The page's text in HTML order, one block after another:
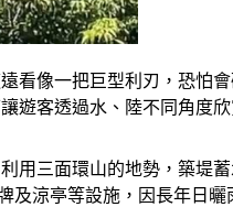
像一把巨型利刃，恐怕
遊客透過水、陸不同角度欣
三面環山的地勢，築堤
涼亭等設施，因長年日